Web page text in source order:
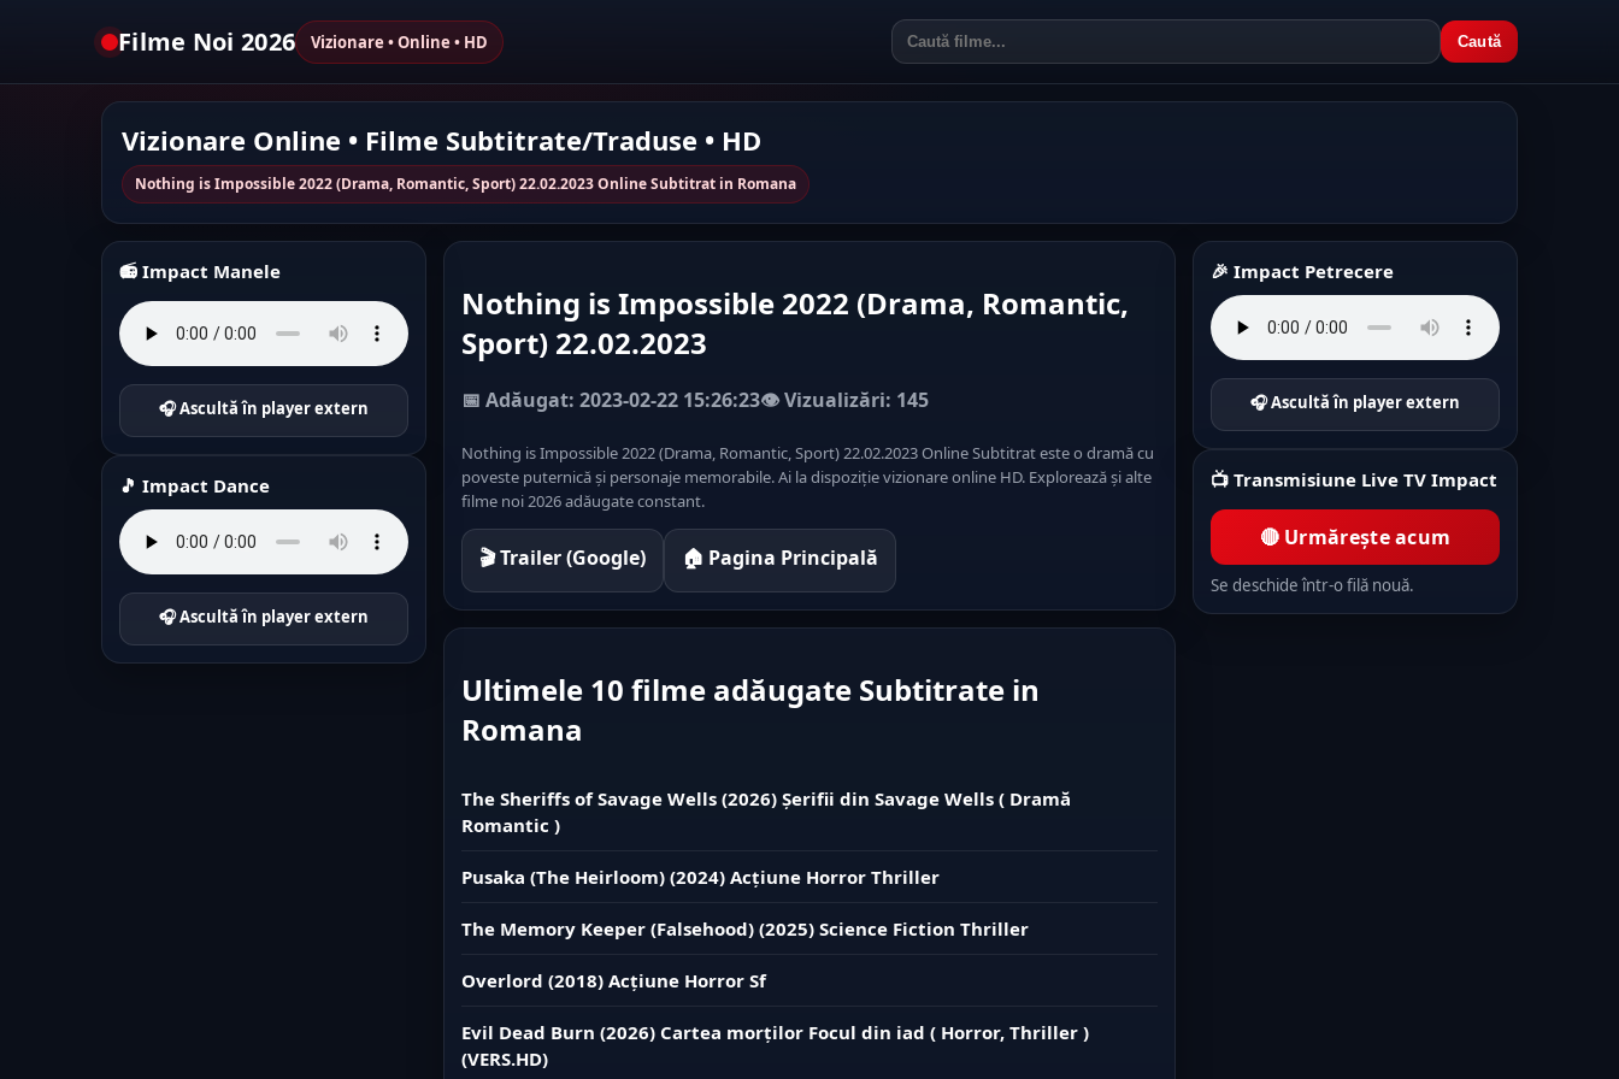
Filme Noi 2026 Vizionare • Online • HD Caută
Vizionare Online • Filme Subtitrate/Traduse • HD
Nothing is Impossible 2022 (Drama, Romantic, Sport) 22.02.2023 Online Subtitrat in Romana
📻 Impact Manele
🎧 Ascultă în player extern
🎵 Impact Dance
🎧 Ascultă în player extern
Nothing is Impossible 2022 (Drama, Romantic,
Sport) 22.02.2023
📅 Adăugat: 2023-02-22 15:26:23👁️ Vizualizări: 145
Nothing is Impossible 2022 (Drama, Romantic, Sport) 22.02.2023 Online Subtitrat este o dramă cu
poveste puternică și personaje memorabile. Ai la dispoziție vizionare online HD. Explorează și alte
filme noi 2026 adăugate constant.
🎬 Trailer (Google) 🏠 Pagina Principală
Ultimele 10 filme adăugate Subtitrate in
Romana
The Sheriffs of Savage Wells (2026) Șerifii din Savage Wells ( Dramă
Romantic )
Pusaka (The Heirloom) (2024) Acțiune Horror Thriller
The Memory Keeper (Falsehood) (2025) Science Fiction Thriller
Overlord (2018) Acțiune Horror Sf
Evil Dead Burn (2026) Cartea morților Focul din iad ( Horror, Thriller )
(VERS.HD)
🎉 Impact Petrecere
🎧 Ascultă în player extern
📺 Transmisiune Live TV Impact
🔴 Urmărește acum
Se deschide într-o filă nouă.